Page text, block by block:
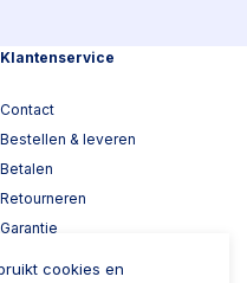
Klantenservice
Contact
Bestellen & leveren
Betalen
Retourneren
Garantie
cookies en